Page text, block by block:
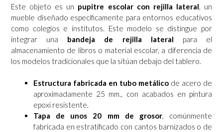
Este objeto es un pupitre escolar con rejilla lateral, un
mueble diseñado específicamente para entornos educativos
como colegios e institutos. Este modelo se distingue por
integrar una bandeja de rejilla lateral para el
almacenamiento de libros o material escolar, a diferencia de
los modelos tradicionales que la sitúan debajo del tablero.
Estructura fabricada en tubo metálico de acero de
aproximadamente 25 mm., con acabados en pintura
epoxi resistente.
Tapa de unos 20 mm de grosor, comúnmente
fabricada en estratificado con cantos barnizados o de